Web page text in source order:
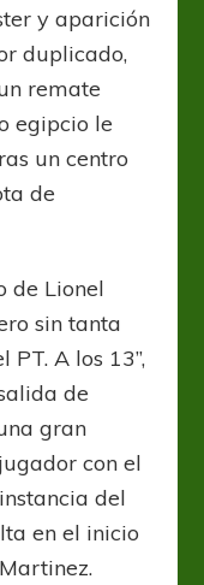
y aparición
duplicado,
remate
egipcio le
un centro
de
de Lionel
sin tanta
A los 13’’,
de
gran
con el
del
en el inicio